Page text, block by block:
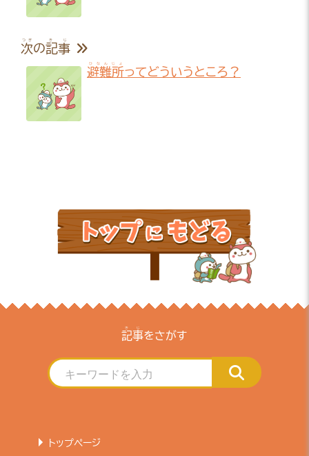
次
つぎ
の記事
きじ
避難所
ひなんじょ
ってどういうところ？
記事
きじ
をさがす
トップページ